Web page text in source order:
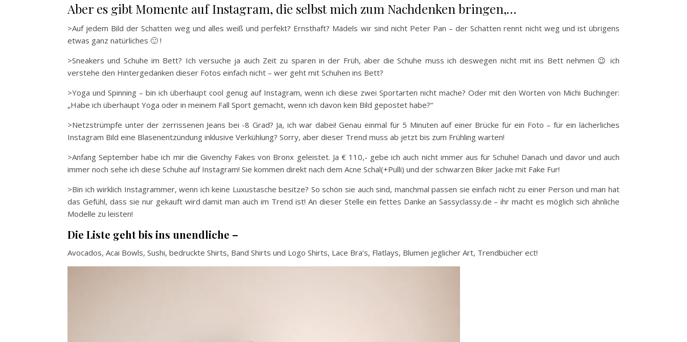
Aber es gibt Momente auf Instagram, die selbst mich zum Nachdenken bringen,…
>Auf jedem Bild der Schatten weg und alles weiß und perfekt? Ernsthaft? Mädels wir sind nicht Peter Pan – der Schatten rennt nicht weg und ist übrigens
etwas ganz natürliches 🙂 !
>Sneakers und Schuhe im Bett? Ich versuche ja auch Zeit zu sparen in der Früh, aber die Schuhe muss ich deswegen nicht mit ins Bett nehmen 😉 ich
verstehe den Hintergedanken dieser Fotos einfach nicht – wer geht mit Schuhen ins Bett?
>Yoga und Spinning – bin ich überhaupt cool genug auf Instagram, wenn ich diese zwei Sportarten nicht mache? Oder mit den Worten von Michi Buchinger:
„Habe ich überhaupt Yoga oder in meinem Fall Sport gemacht, wenn ich davon kein Bild gepostet habe?“
>Netzstrümpfe unter der zerrissenen Jeans bei -8 Grad? Ja, ich war dabei! Genau einmal für 5 Minuten auf einer Brücke für ein Foto – für ein lächerliches
Instagram Bild eine Blasenentzündung inklusive Verkühlung? Sorry, aber dieser Trend muss ab jetzt bis zum Frühling warten!
>Anfang September habe ich mir die Givenchy Fakes von Bronx geleistet. Ja € 110,- gebe ich auch nicht immer aus für Schuhe! Danach und davor und auch
immer noch sehe ich diese Schuhe auf Instagram! Sie kommen direkt nach dem Acne Schal(+Pulli) und der schwarzen Biker Jacke mit Fake Fur!
>Bin ich wirklich Instagrammer, wenn ich keine Luxustasche besitze? So schön sie auch sind, manchmal passen sie einfach nicht zu einer Person und man hat
das Gefühl, dass sie nur gekauft wird damit man auch im Trend ist! An dieser Stelle ein fettes Danke an Sassyclassy.de – ihr macht es möglich sich ähnliche
Modelle zu leisten!
Die Liste geht bis ins unendliche –
Avocados, Acai Bowls, Sushi, bedruckte Shirts, Band Shirts und Logo Shirts, Lace Bra’s, Flatlays, Blumen jeglicher Art, Trendbücher ect!